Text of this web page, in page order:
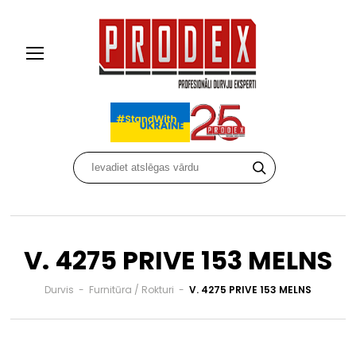
V. 4275 PRIVE 153 MELNS
Durvis - Furnitūra / Rokturi - V. 4275 PRIVE 153 MELNS